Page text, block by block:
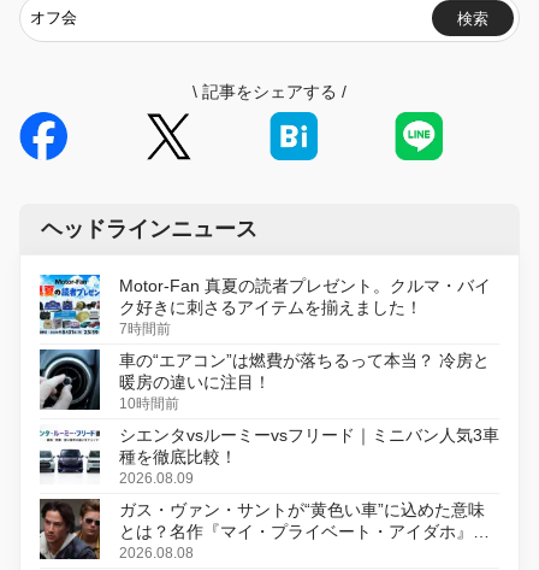
検索
\ 記事をシェアする /
ヘッドラインニュース
Motor-Fan 真夏の読者プレゼント。クルマ・バイ
ク好きに刺さるアイテムを揃えました！
7時間前
車の“エアコン”は燃費が落ちるって本当？ 冷房と
暖房の違いに注目！
10時間前
シエンタvsルーミーvsフリード｜ミニバン人気3車
種を徹底比較！
2026.08.09
ガス・ヴァン・サントが“黄色い車”に込めた意味
とは？名作『マイ・プライベート・アイダホ』が
初のデジタルリマスター版で復活
2026.08.08